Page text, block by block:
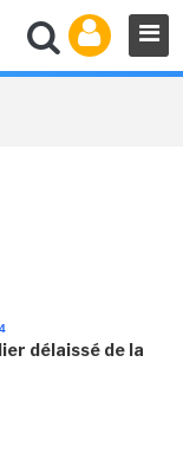
délaissé de la